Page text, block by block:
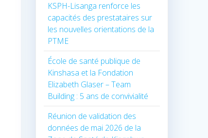
KSPH-Lisanga renforce les
capacités des prestataires sur
les nouvelles orientations de la
PTME
École de santé publique de
Kinshasa et la Fondation
Elizabeth Glaser – Team
Building : 5 ans de convivialité
Réunion de validation des
données de mai 2026 de la